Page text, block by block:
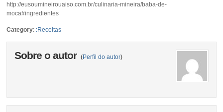
http://eusoumineirouaiso.com.br/culinaria-mineira/baba-de-
moca#ingredientes
Category: :Receitas
Sobre o autor (Perfil do autor)